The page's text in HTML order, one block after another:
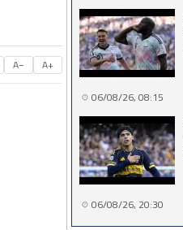
A− A+
06/08/26, 08:15
06/08/26, 20:30